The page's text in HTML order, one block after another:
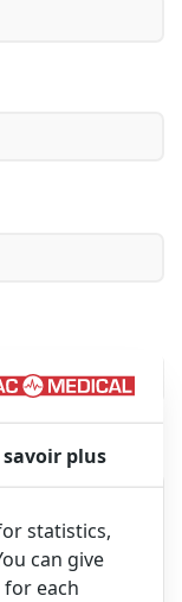
savoir plus
statistics,
can give
each